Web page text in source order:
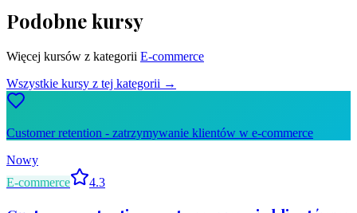
Podobne kursy
Więcej kursów z kategorii E-commerce
Wszystkie kursy z tej kategorii →
Customer retention - zatrzymywanie klientów w e-commerce
Nowy
E-commerce
4.3